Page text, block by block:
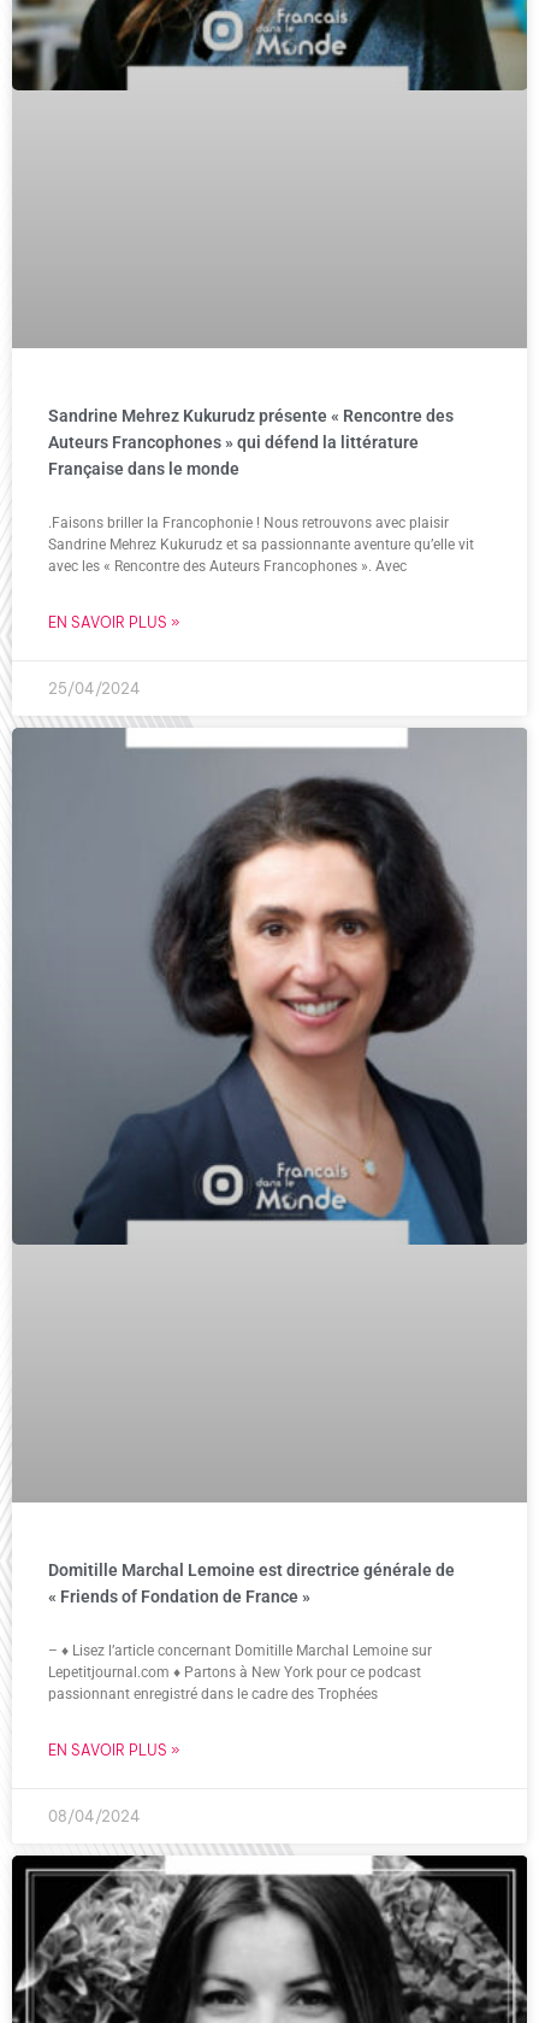
Sandrine Mehrez Kukurudz présente « Rencontre des
Auteurs Francophones » qui défend la littérature
Française dans le monde
.Faisons briller la Francophonie ! Nous retrouvons avec plaisir
Sandrine Mehrez Kukurudz et sa passionnante aventure qu’elle vit
avec les « Rencontre des Auteurs Francophones ». Avec
EN SAVOIR PLUS »
25/04/2024
Domitille Marchal Lemoine est directrice générale de
« Friends of Fondation de France »
– ♦ Lisez l’article concernant Domitille Marchal Lemoine sur
Lepetitjournal.com ♦ Partons à New York pour ce podcast
passionnant enregistré dans le cadre des Trophées
EN SAVOIR PLUS »
08/04/2024